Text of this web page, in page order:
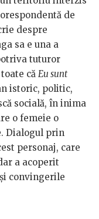
de
despre
sa e una a
tuturor
că Eu sunt
istoric, politic,
socială, în inima
o femeie o
Dialogul prin
personaj, care
a acoperit
convingerile